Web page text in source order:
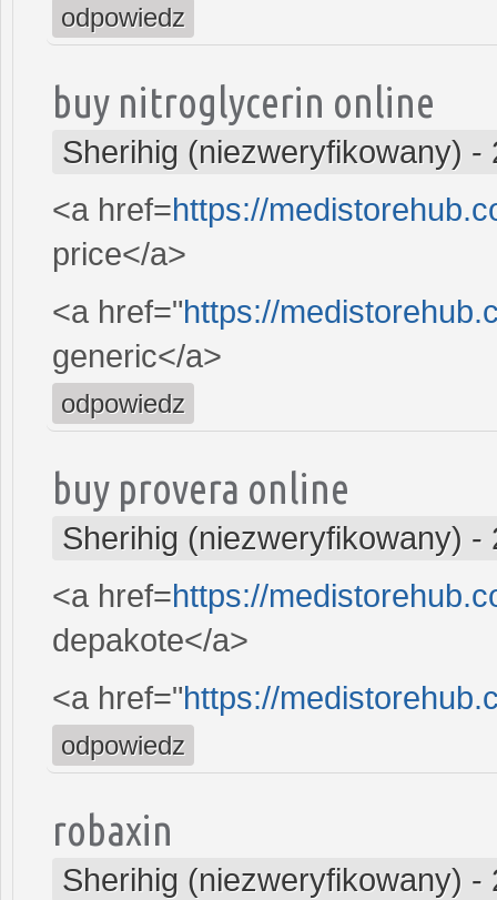
odpowiedz
buy nitroglycerin online
Sherihig (niezweryfikowany) -
<a href=https://
price</a>
<a href="https://
generic</a>
odpowiedz
buy provera online
Sherihig (niezweryfikowany) -
<a href=https://
depakote</a>
<a href="https://
odpowiedz
robaxin
Sherihig (niezweryfikowany) -